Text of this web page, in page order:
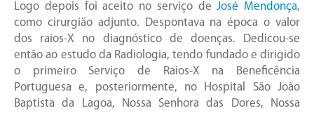
Logo depois foi aceito no serviço deJosé Mendonça,
como cirurgião adjunto. Despontava na época o valor
dos raios-X no diagnóstico de doenças. Dedicou-se
então ao estudo da Radiologia, tendo fundado e dirigido
o primeiro Serviço de Raios-X na Beneficência
Portuguesa e, posteriormente, no Hospital São João
Baptista da Lagoa, Nossa Senhora das Dores, Nossa